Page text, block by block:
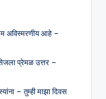
अविस्मरणीय आहे –
प्रेमळ उत्तर –
– तुम्ही माझा दिवस